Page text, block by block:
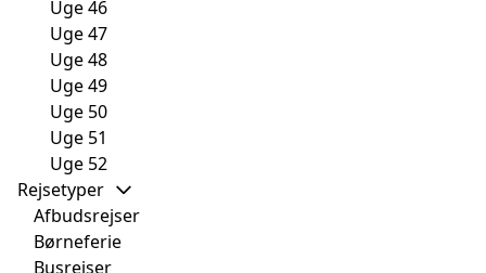
Uge 46
Uge 47
Uge 48
Uge 49
Uge 50
Uge 51
Uge 52
Rejsetyper
Afbudsrejser
Børneferie
Busrejser